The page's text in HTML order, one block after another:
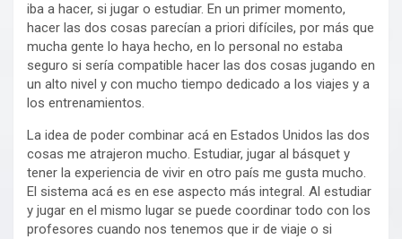
iba a hacer, si jugar o estudiar. En un primer momento,
hacer las dos cosas parecían a priori difíciles, por más que
mucha gente lo haya hecho, en lo personal no estaba
seguro si sería compatible hacer las dos cosas jugando en
un alto nivel y con mucho tiempo dedicado a los viajes y a
los entrenamientos.
La idea de poder combinar acá en Estados Unidos las dos
cosas me atrajeron mucho. Estudiar, jugar al básquet y
tener la experiencia de vivir en otro país me gusta mucho.
El sistema acá es en ese aspecto más integral. Al estudiar
y jugar en el mismo lugar se puede coordinar todo con los
profesores cuando nos tenemos que ir de viaje o si